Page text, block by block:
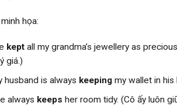
họa:
kept all my grandma’s jewellery as
giá.)
husband is always keeping my wallet in
always keeps her room tidy. (Cô ấy luôn